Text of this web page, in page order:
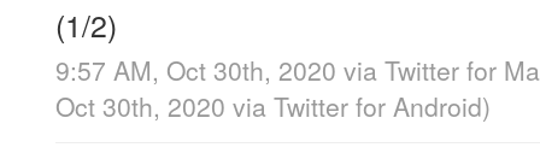
(1/2)
9:57 AM, Oct 30th, 2020 via Twitter for
Oct 30th, 2020 via Twitter for Android)